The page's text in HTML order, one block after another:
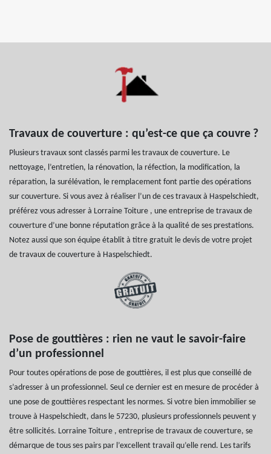
Travaux de couverture : qu’est-ce que ça couvre ?
Plusieurs travaux sont classés parmi les travaux de couverture. Le
nettoyage, l’entretien, la rénovation, la réfection, la modification, la
réparation, la surélévation, le remplacement font partie des opérations
sur couverture. Si vous avez à réaliser l’un de ces travaux à Haspelschiedt,
préférez vous adresser à Lorraine Toiture , une entreprise de travaux de
couverture d’une bonne réputation grâce à la qualité de ses prestations.
Notez aussi que son équipe établit à titre gratuit le devis de votre projet
de travaux de couverture à Haspelschiedt.
Pose de gouttières : rien ne vaut le savoir-faire
d’un professionnel
Pour toutes opérations de pose de gouttières, il est plus que conseillé de
s’adresser à un professionnel. Seul ce dernier est en mesure de procéder à
une pose de gouttières respectant les normes. Si votre bien immobilier se
trouve à Haspelschiedt, dans le 57230, plusieurs professionnels peuvent y
être sollicités. Lorraine Toiture , entreprise de travaux de couverture, se
démarque de tous ses pairs par l’excellent travail qu’elle rend. Les tarifs